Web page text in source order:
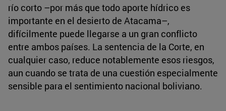
río corto –por más que todo aporte hídrico es
importante en el desierto de Atacama–,
difícilmente puede llegarse a un gran conflicto
entre ambos países. La sentencia de la Corte, en
cualquier caso, reduce notablemente esos riesgos,
aun cuando se trata de una cuestión especialmente
sensible para el sentimiento nacional boliviano.